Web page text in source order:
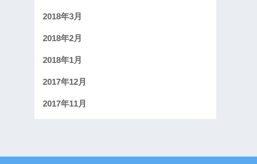
2018年3月
2018年2月
2018年1月
2017年12月
2017年11月